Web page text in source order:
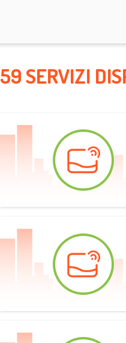
59 SERVIZI